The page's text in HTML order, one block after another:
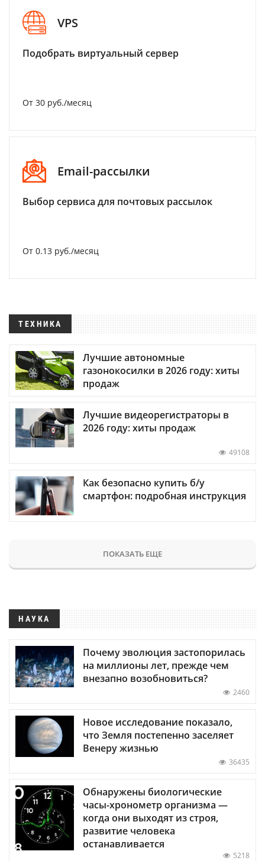
VPS
Подобрать виртуальный сервер
От 30 руб./месяц
Email-рассылки
Выбор сервиса для почтовых рассылок
От 0.13 руб./месяц
ТЕХНИКА
Лучшие автономные
газонокосилки в 2026 году: хиты
продаж
Лучшие видеорегистраторы в
2026 году: хиты продаж
49108
Как безопасно купить б/у
смартфон: подробная инструкция
ПОКАЗАТЬ ЕЩЕ
НАУКА
Почему эволюция застопорилась
на миллионы лет, прежде чем
внезапно возобновиться?
2460
Новое исследование показало,
что Земля постепенно заселяет
Венеру жизнью
36435
Обнаружены биологические
часы-хронометр организма —
когда они выходят из строя,
развитие человека
останавливается
5218